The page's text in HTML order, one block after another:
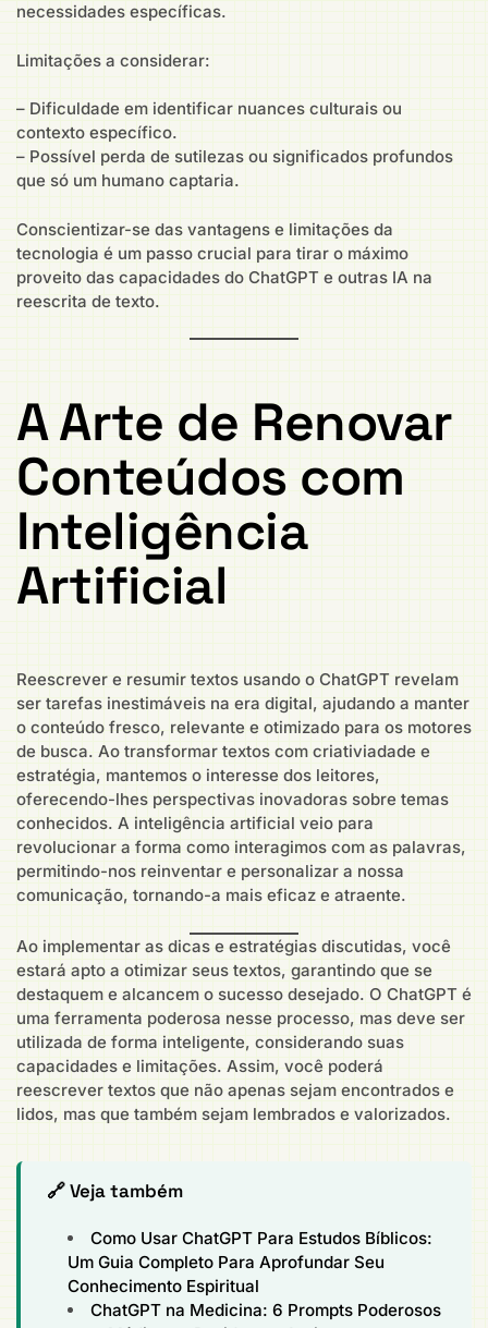
necessidades específicas.
Limitações a considerar:
– Dificuldade em identificar nuances culturais ou
contexto específico.
– Possível perda de sutilezas ou significados profundos
que só um humano captaria.
Conscientizar-se das vantagens e limitações da
tecnologia é um passo crucial para tirar o máximo
proveito das capacidades do ChatGPT e outras IA na
reescrita de texto.
A Arte de Renovar
Conteúdos com
Inteligência
Artificial
Reescrever e resumir textos usando o ChatGPT revelam
ser tarefas inestimáveis na era digital, ajudando a manter
o conteúdo fresco, relevante e otimizado para os motores
de busca. Ao transformar textos com criativiadade e
estratégia, mantemos o interesse dos leitores,
oferecendo-lhes perspectivas inovadoras sobre temas
conhecidos. A inteligência artificial veio para
revolucionar a forma como interagimos com as palavras,
permitindo-nos reinventar e personalizar a nossa
comunicação, tornando-a mais eficaz e atraente.
Ao implementar as dicas e estratégias discutidas, você
estará apto a otimizar seus textos, garantindo que se
destaquem e alcancem o sucesso desejado. O ChatGPT é
uma ferramenta poderosa nesse processo, mas deve ser
utilizada de forma inteligente, considerando suas
capacidades e limitações. Assim, você poderá
reescrever textos que não apenas sejam encontrados e
lidos, mas que também sejam lembrados e valorizados.
🔗 Veja também
Como Usar ChatGPT Para Estudos Bíblicos:
Um Guia Completo Para Aprofundar Seu
Conhecimento Espiritual
ChatGPT na Medicina: 6 Prompts Poderosos